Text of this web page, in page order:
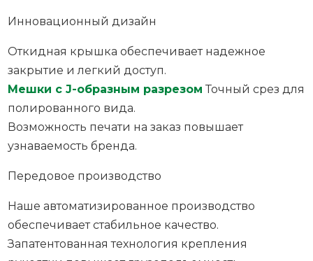
Инновационный дизайн
Откидная крышка обеспечивает надежное
закрытие и легкий доступ.
Мешки с J-образным разрезом Точный срез для
полированного вида.
Возможность печати на заказ повышает
узнаваемость бренда.
Передовое производство
Наше автоматизированное производство
обеспечивает стабильное качество.
Запатентованная технология крепления